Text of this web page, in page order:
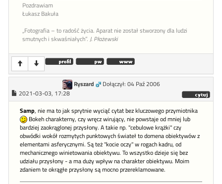
Pozdrawiam
Łukasz Bakuła
„Fotografia – to radość życia. Aparat nie został stworzony dla ludzi
smutnych i skwaśniałych”. J. Płażewski
Ryszard
Dołączył: 04 Paź 2006
2021-03-03, 17:28
Samp, nie ma to jak sprytnie wyciąć cytat bez kluczowego przymiotnika
Bokeh charakterny, czy wręcz wirujący, nie powstaje od mniej lub
bardziej zaokrąglonej przysłony. A takie np. "cebulowe krążki" czy
obwódki wokół rozmytych punktowych świateł to domena obiektywów z
elementami asferycznymi. Są też "kocie oczy" w rogach kadru, od
mechanicznego winietowania obiektywu. To wszystko dzieje się bez
udziału przysłony - a ma duży wpływ na charakter obiektywu. Moim
zdaniem te okrągłe przysłony są mocno przereklamowane.